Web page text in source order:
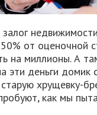
от оценочной
на миллионы. А
эти деньги
хрущевку-
как мы